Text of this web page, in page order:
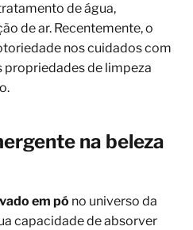
de água,
de ar. Recentemente, o
nos cuidados com
propriedades de limpeza
na beleza
em pó no universo da
capacidade de absorver